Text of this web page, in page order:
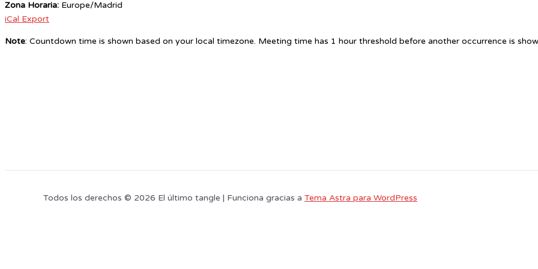
Zona Horaria: Europe/Madrid
iCal Export
Note: Countdown time is shown based on your local timezone. Meeting time has 1 hour threshold before another occurrence is
Todos los derechos © 2026 El último tangle | Funciona gracias a Tema Astra para WordPress